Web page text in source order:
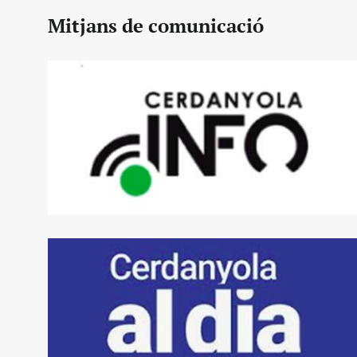
Mitjans de comunicació